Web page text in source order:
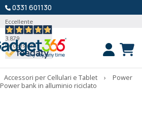
0331 601130
Eccellente
3.879
Recensioni
Accessori per Cellulari e Tablet ›
Power
Power bank in alluminio riciclato